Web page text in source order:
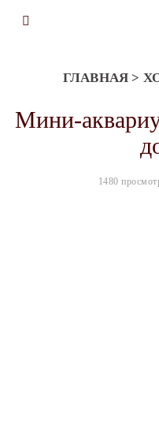
ГЛАВНАЯ >
Мини-
1480